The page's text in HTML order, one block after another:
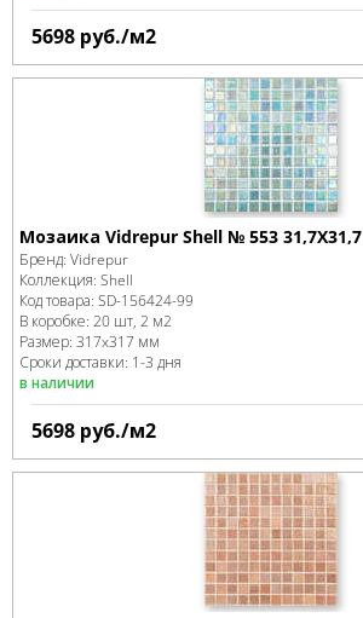
5698 руб./м2
Мозаика Vidrepur Shell № 553 31,7Х31,7
Бренд: Vidrepur
Коллекция: Shell
Код товара: SD-156424-99
В коробке: 20 шт, 2 м2
Размер: 317x317 мм
Сроки доставки: 1-3 дня
в наличии
5698 руб./м2